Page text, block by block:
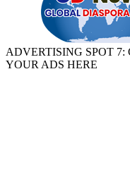
ADVERTISING SPOT 7:
YOUR ADS HERE